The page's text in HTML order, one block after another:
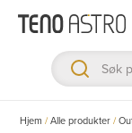
Hopp
innholdet
Hjem /Alle produkter /